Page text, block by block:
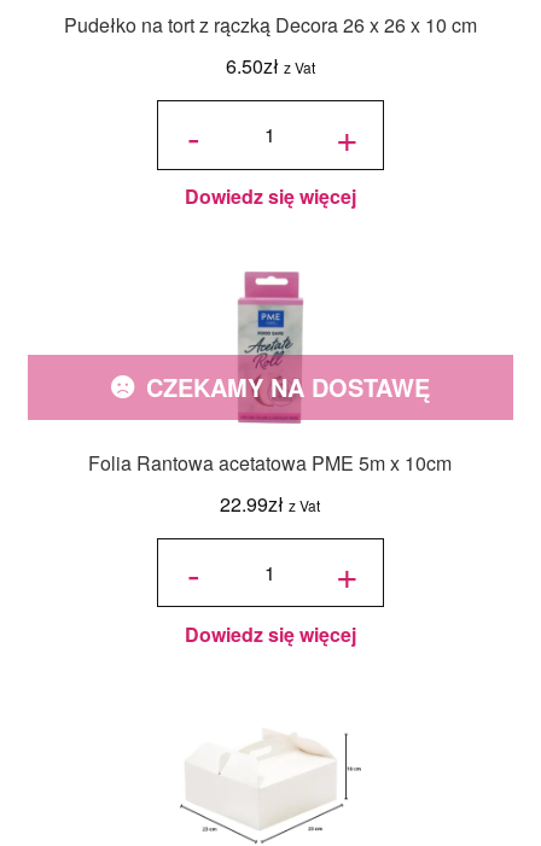
Pudełko na tort z rączką Decora 26 x 26 x 10 cm
6.50zł z Vat
-
ilość
rączką
Decora
26 x 26
x 10 cm +
Dowiedz się więcej
Folia Rantowa acetatowa PME 5m x 10cm
22.99zł z Vat
CZEKAMY NA DOSTAWĘ
-
ilość Folia
PME 5m x
10cm +
Dowiedz się więcej